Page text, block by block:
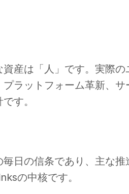
産は「人」です。実際の
ラットフォーム革新、サ
す。
日の信条であり、主な推
の中核です。